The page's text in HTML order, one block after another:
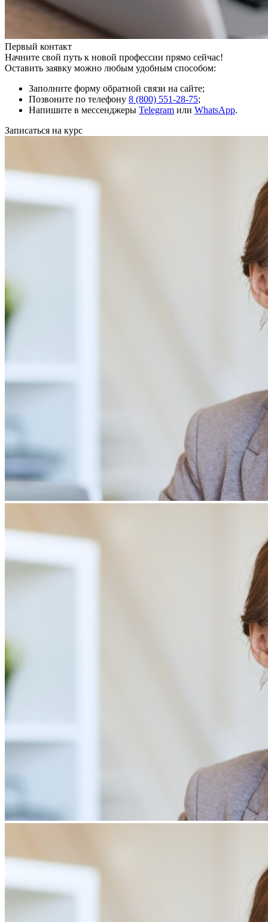
Первый контакт
Начните свой путь к новой профессии прямо сейчас!
Оставить заявку можно любым удобным способом:
Заполните форму обратной связи на сайте;
Позвоните по телефону 8 (800) 551-28-75;
Напишите в мессенджеры Telegram или WhatsApp.
Записаться на курс